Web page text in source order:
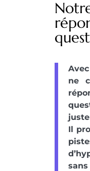
ne
Il